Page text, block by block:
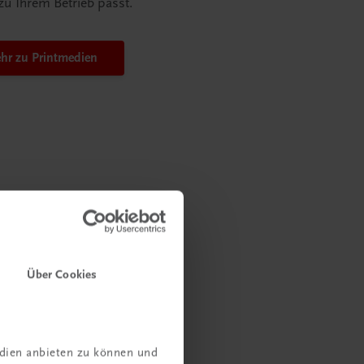
Über Cookies
anbieten zu können und
zu Printmedien
– Ihre Schulungen